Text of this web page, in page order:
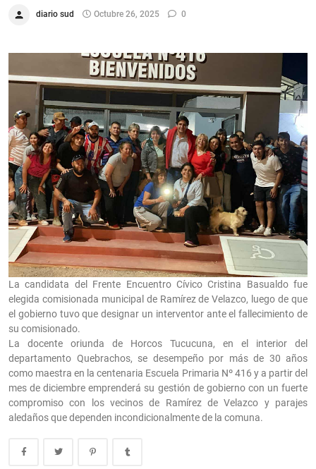
diario sud Octubre 26, 2025 0
La candidata del Frente Encuentro Cívico Cristina Basualdo fue
elegida comisionada municipal de Ramírez de Velazco, luego de que
el gobierno tuvo que designar un interventor ante el fallecimiento de
su comisionado.
La docente oriunda de Horcos Tucucuna, en el interior del
departamento Quebrachos, se desempeño por más de 30 años
como maestra en la centenaria Escuela Primaria Nº 416 y a partir del
mes de diciembre emprenderá su gestión de gobierno con un fuerte
compromiso con los vecinos de Ramírez de Velazco y parajes
aledaños que dependen incondicionalmente de la comuna.